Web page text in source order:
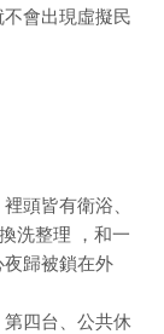
會出現虛擬民
頭皆有衛浴、
洗整理 ，和一
歸被鎖在外
四台、公共休